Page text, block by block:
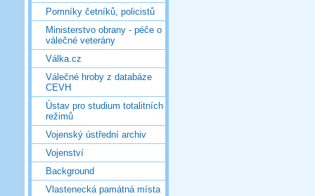
Pomníky četníků, policistů
Ministerstvo obrany - péče o
válečné veterány
Válka.cz
Válečné hroby z databáze
CEVH
Ústav pro studium totalitních
režimů
Vojenský ústřední archiv
Vojenství
Background
Vlastenecká památná místa